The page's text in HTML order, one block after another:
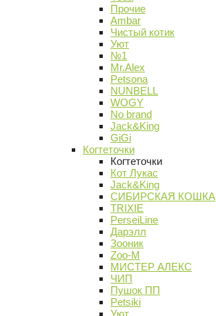
Прочие
Ambar
Чистый котик
Уют
№1
Mr.Alex
Petsona
NUNBELL
WOGY
No brand
Jack&King
GiGi
Когтеточки
Когтеточки
Кот Лукас
Jack&King
СИБИРСКАЯ КОШКА
TRIXIE
PerseiLine
Дарэлл
Зооник
Zoo-M
МИСТЕР АЛЕКС
ЧИП
Пушок ПП
Petsiki
Уют